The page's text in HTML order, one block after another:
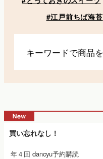
#江戸前ちば海苔
買い忘れなし！
年４回 dancyu予約購読